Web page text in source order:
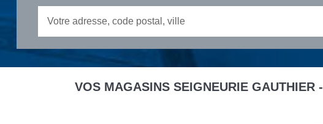
VOS MAGASINS SEIGNEURIE GAUTHIER -